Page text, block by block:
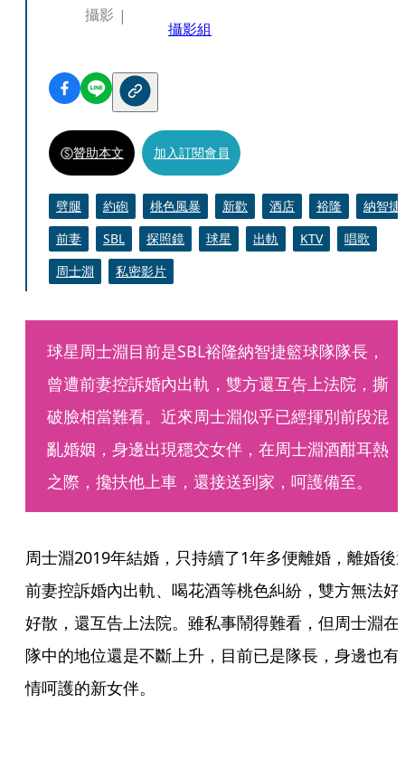
攝影
攝影組
贊助本文 加入訂閱會員
劈腿 約砲 桃色風暴 新歡 酒店 裕隆
納智捷
前妻
SBL 探照鏡 球星 出軌 KTV
唱歌
周士淵
私密影片
球星周士淵目前是SBL裕隆納智捷籃球隊隊長，
曾遭前妻控訴婚內出軌，雙方還互告上法院，撕
破臉相當難看。近來周士淵似乎已經揮別前段混
亂婚姻，身邊出現穩交女伴，在周士淵酒酣耳熱
之際，攙扶他上車，還接送到家，呵護備至。
周士淵2019年結婚，只持續了1年多便離婚，離婚後
前妻控訴婚內出軌、喝花酒等桃色糾紛，雙方無法好
好散，還互告上法院。雖私事鬧得難看，但周士淵在
隊中的地位還是不斷上升，目前已是隊長，身邊也有
情呵護的新女伴。